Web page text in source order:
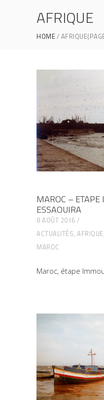
AFRIQUE
HOME AFRIQUE
MAROC –
ESSAOUIRA
8 AOÛT 2016
ACTUALITÉS, AFRIQUE
MAROC
Maroc, étape